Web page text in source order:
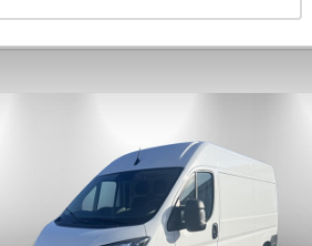
€